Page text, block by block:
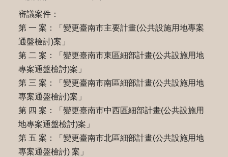
審議案件：
第 一 案：「變更臺南市主要計畫(公共設施用地專案
通盤檢討)案」
第 二 案：「變更臺南市東區細部計畫(公共設施用地
專案通盤檢討)案」
第 三 案：「變更臺南市南區細部計畫(公共設施用地
專案通盤檢討)案」
第 四 案：「變更臺南市中西區細部計畫(公共設施用
地專案通盤檢討)案」
第 五 案：「變更臺南市北區細部計畫(公共設施用地
專案通盤檢討) 案」